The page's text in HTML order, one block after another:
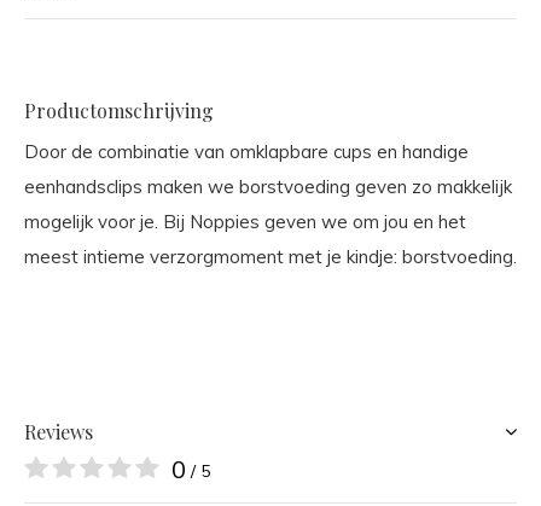
Productomschrijving
Door de combinatie van omklapbare cups en handige
eenhandsclips maken we borstvoeding geven zo makkelijk
mogelijk voor je. Bij Noppies geven we om jou en het
meest intieme verzorgmoment met je kindje: borstvoeding.
Reviews
0 / 5